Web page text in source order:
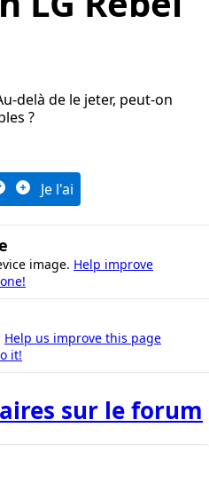
delà de le jeter, peut-on
?
Je l'ai
image. Help improve
Help us improve this page
it!
sur le forum